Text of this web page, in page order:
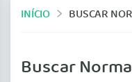
INÍCIO BUSCAR
Buscar